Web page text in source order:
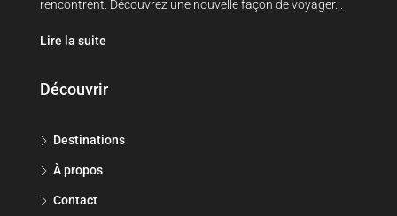
rencontrent. Découvrez une nouvelle façon de voyager...
Lire la suite
Découvrir
Destinations
À propos
Contact